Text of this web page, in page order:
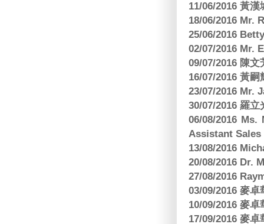
11/06/2016 黃
18/06/2016 Mr.
25/06/2016
02/07/2016 Mr.
09/07/2016 陳
16/07/2016 黃
23/07/2016 Mr.
30/07/2016 羅
06/08/2016
Assistant Sales
13/08/2016
20/08/2016 Dr.
27/08/2016
03/09/2016 麥
10/09/2016 麥
17/09/2016 麥